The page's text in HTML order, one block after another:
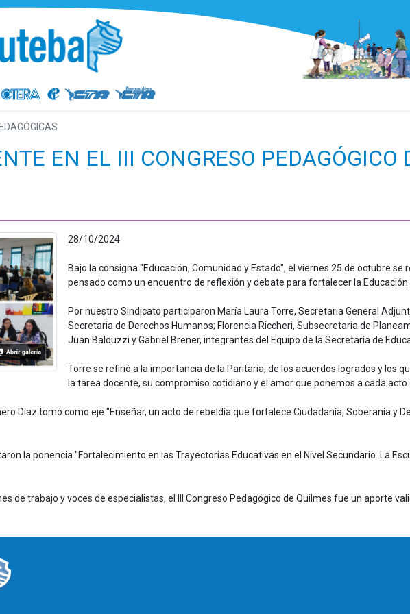
EN EL III CONGRESO PEDAGÓGICO
28/10/2024
Bajo la consigna "Educación, Comunidad y Estado", el viernes 25 de octubre se
pensado como un encuentro de reflexión y debate para fortalecer la Educación
Por nuestro Sindicato participaron María Laura Torre, Secretaria General
Secretaria de Derechos Humanos; Florencia Riccheri, Subsecretaria de
Juan Balduzzi y Gabriel Brener, integrantes del Equipo de la Secretaría de
Torre se refirió a la importancia de la Paritaria, de los acuerdos logrados y los
la tarea docente, su compromiso cotidiano y el amor que ponemos a cada acto
Díaz tomó como eje "Enseñar, un acto de rebeldía que fortalece Ciudadanía, Soberanía y
la ponencia "Fortalecimiento en las Trayectorias Educativas en el Nivel Secundario. La
de trabajo y voces de especialistas, el III Congreso Pedagógico de Quilmes fue un aporte